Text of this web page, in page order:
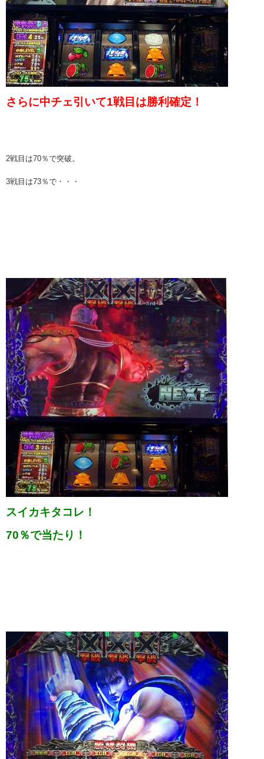
さらに中チェ引いて1戦目は勝利確定！
2戦目は70％で突破。
3戦目は73％で・・・
スイカキタコレ！
70％で当たり！